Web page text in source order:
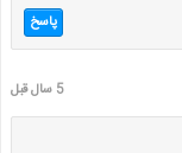
پاسخ
5 سال قبل